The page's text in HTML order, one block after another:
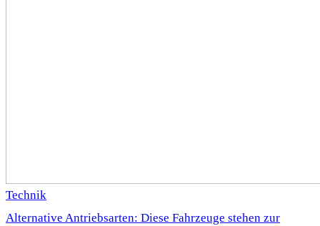
Technik
Alternative Antriebsarten: Diese Fahrzeuge stehen zur